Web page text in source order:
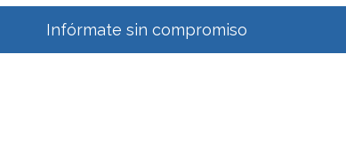
Infórmate sin compromiso